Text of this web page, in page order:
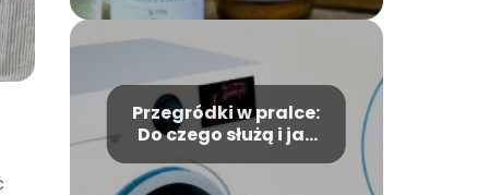
Przegródki w pralce:
Do czego służą i jak